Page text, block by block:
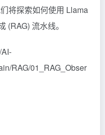
将探索如何使用 Llama
(RAG) 流水线。
RAG/01_RAG_Obser